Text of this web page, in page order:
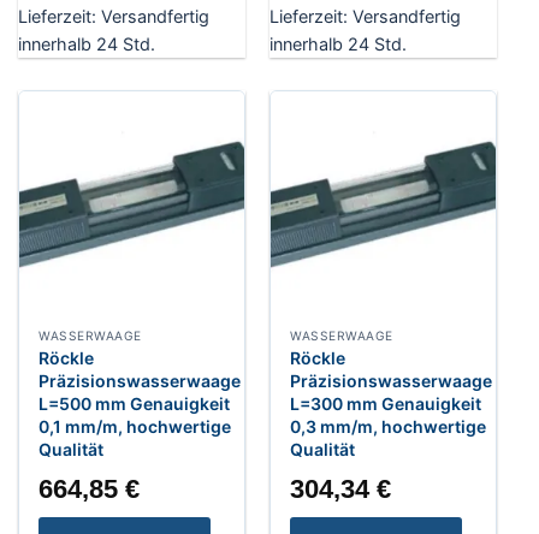
Lieferzeit: Versandfertig
innerhalb 24 Std.
Lieferzeit: Versandfertig
innerhalb 24 Std.
WASSERWAAGE
Röckle
Präzisionswasserwaage
L=500 mm Genauigkeit
0,1 mm/m, hochwertige
Qualität
664,85€
WASSERWAAGE
Röckle
Präzisionswasserwaage
L=300 mm Genauigkeit
0,3 mm/m, hochwertige
Qualität
304,34€